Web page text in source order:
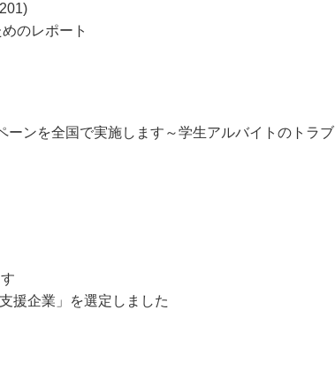
のレポート
ンを全国で実施します～学生アルバイトのトラブ
援企業」を選定しました